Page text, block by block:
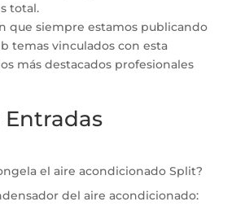
total.
que siempre estamos publicando
temas vinculados con esta
más destacados profesionales
el aire acondicionado Split?
del aire acondicionado: